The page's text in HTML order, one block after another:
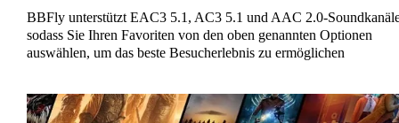
BBFly unterstützt EAC3 5.1, AC3 5.1 und AAC 2.0-
sodass Sie Ihren Favoriten von den oben genannten Optionen
auswählen, um das beste Besucherlebnis zu ermöglichen